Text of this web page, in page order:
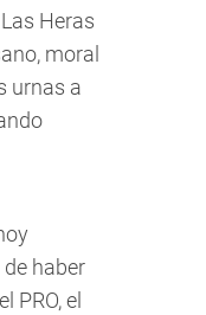
Heras
moral
urnas a
haber
PRO, el